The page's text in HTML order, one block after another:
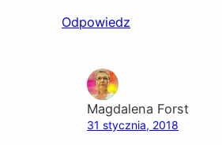
Odpowiedz
Magdalena Forst
31 stycznia, 2018